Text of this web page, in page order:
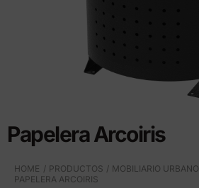
Papelera Arcoiris
HOME PRODUCTOS MOBILIARIO URBANO
PAPELERA ARCOIRIS